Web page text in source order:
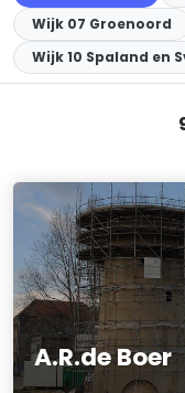
Wijk 07 Groenoord
Wijk 10 Spaland en
A.R.de Boer